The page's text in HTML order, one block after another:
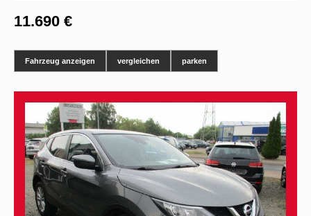
11.690 €
Fahrzeug anzeigen vergleichen parken